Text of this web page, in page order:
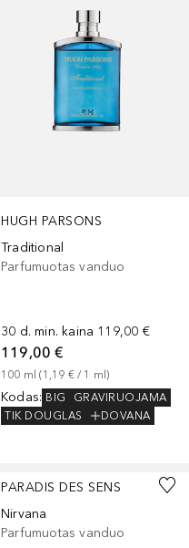
HUGH PARSONS
Traditional
Parfumuotas vanduo
30 d. min. kaina 119,00 €
119,00 €
100 ml (1,19 € / 1 ml)
Kodas: BIG
GRAVIRUOJAMA
TIK DOUGLAS
DOVANA
PARADIS DES SENS
Nirvana
Parfumuotas vanduo